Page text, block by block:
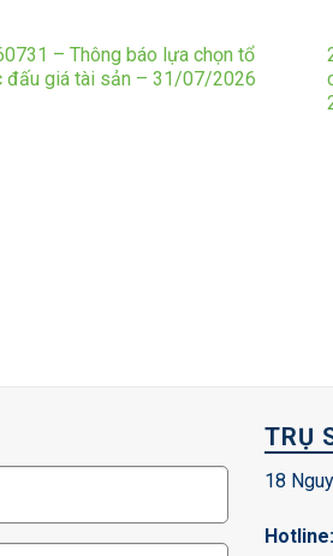
– Thông báo lựa chọn tổ
đấu giá tài sản – 31/07/2026
TRỤ
18
Hotline: